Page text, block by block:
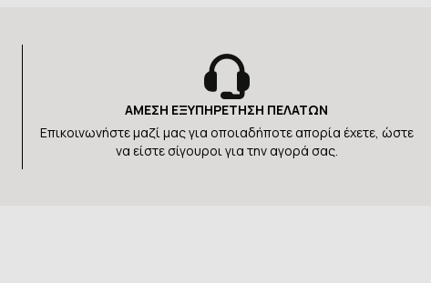
ΑΜΕΣΗ ΕΞΥΠΗΡΕΤΗΣΗ ΠΕΛΑΤΩΝ
Επικοινωνήστε μαζί μας για οποιαδήποτε απορία έχετε, ώστε
να είστε σίγουροι για την αγορά σας.